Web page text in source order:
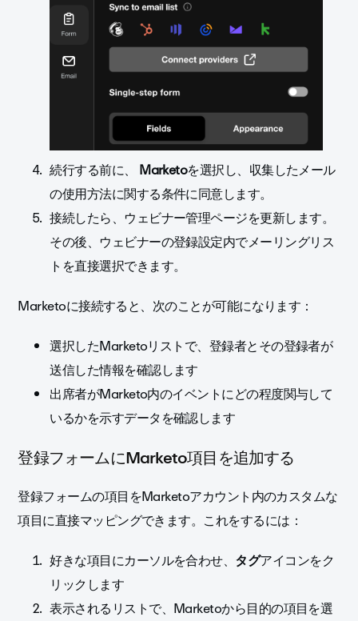
続行する前に、 Marketoを選択し、収集したメール
の使用方法に関する条件に同意します。
接続したら、ウェビナー管理ページを更新します。
その後、ウェビナーの登録設定内でメーリングリス
トを直接選択できます。
Marketoに接続すると、次のことが可能になります：
選択したMarketoリストで、登録者とその登録者が
送信した情報を確認します
出席者がMarketo内のイベントにどの程度関与して
いるかを示すデータを確認します
登録フォームにMarketo項目を追加する
登録フォームの項目をMarketoアカウント内のカスタムな
項目に直接マッピングできます。これをするには：
好きな項目にカーソルを合わせ、 タグアイコンをク
リックします
表示されるリストで、Marketoから目的の項目を選